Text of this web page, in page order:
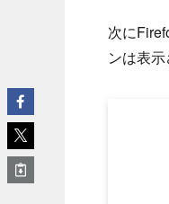
次に
ンは表示